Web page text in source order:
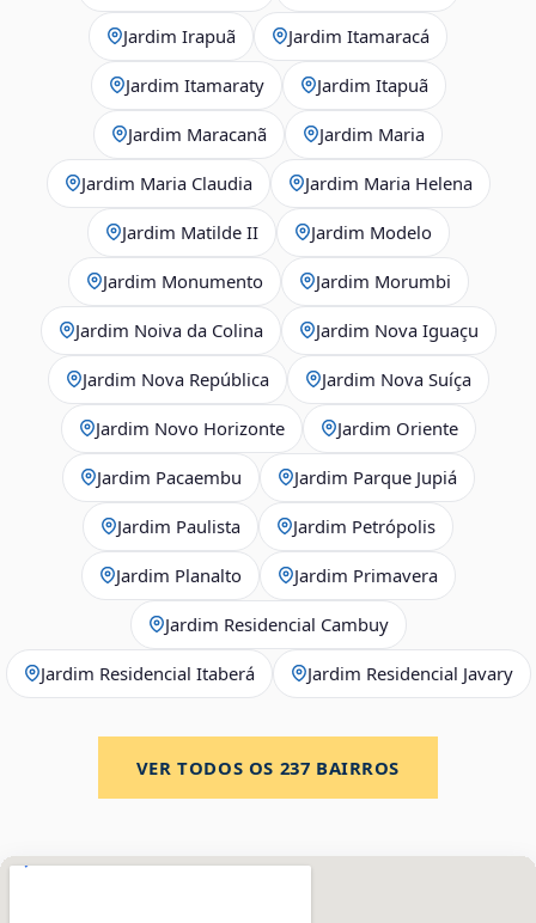
Jardim Irapuã Jardim Itamaracá
Jardim Itamaraty Jardim Itapuã
Jardim Maracanã Jardim Maria
Jardim Maria Claudia Jardim Maria Helena
Jardim Matilde II Jardim Modelo
Jardim Monumento Jardim Morumbi
Jardim Noiva da Colina Jardim Nova Iguaçu
Jardim Nova República Jardim Nova Suíça
Jardim Novo Horizonte Jardim Oriente
Jardim Pacaembu Jardim Parque Jupiá
Jardim Paulista Jardim Petrópolis
Jardim Planalto Jardim Primavera
Jardim Residencial Cambuy
Jardim Residencial Itaberá Jardim Residencial Javary
VER TODOS OS 237 BAIRROS